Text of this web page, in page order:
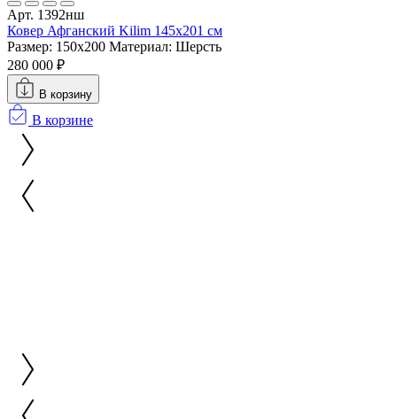
Арт. 1392нш
Ковер Афганский Kilim 145x201 см
Размер: 150x200 Материал: Шерсть
280 000 ₽
В корзину
В корзине